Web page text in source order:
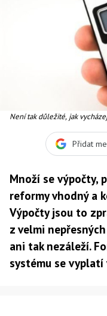
Není tak důležité, jak
Přidat
Množí se výpočty,
reformy vhodný a
Výpočty jsou to
z velmi
ani tak nezáleží.
systému se vyplatí